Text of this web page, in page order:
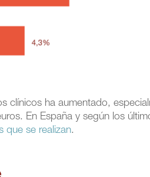
clínicos ha aumentado,
En España y según los
que se realizan.